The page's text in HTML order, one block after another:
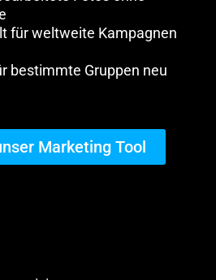
für weltweite Kampagnen
bestimmte Gruppen neu
Marketing Tool